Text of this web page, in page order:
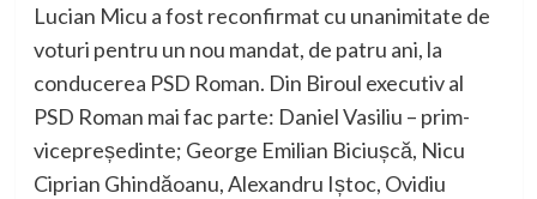
Lucian Micu a fost reconfirmat cu unanimitate de
voturi pentru un nou mandat, de patru ani, la
conducerea PSD Roman. Din Biroul executiv al
PSD Roman mai fac parte: Daniel Vasiliu – prim-
vicepreședinte; George Emilian Biciușcă, Nicu
Ciprian Ghindăoanu, Alexandru Iștoc, Ovidiu